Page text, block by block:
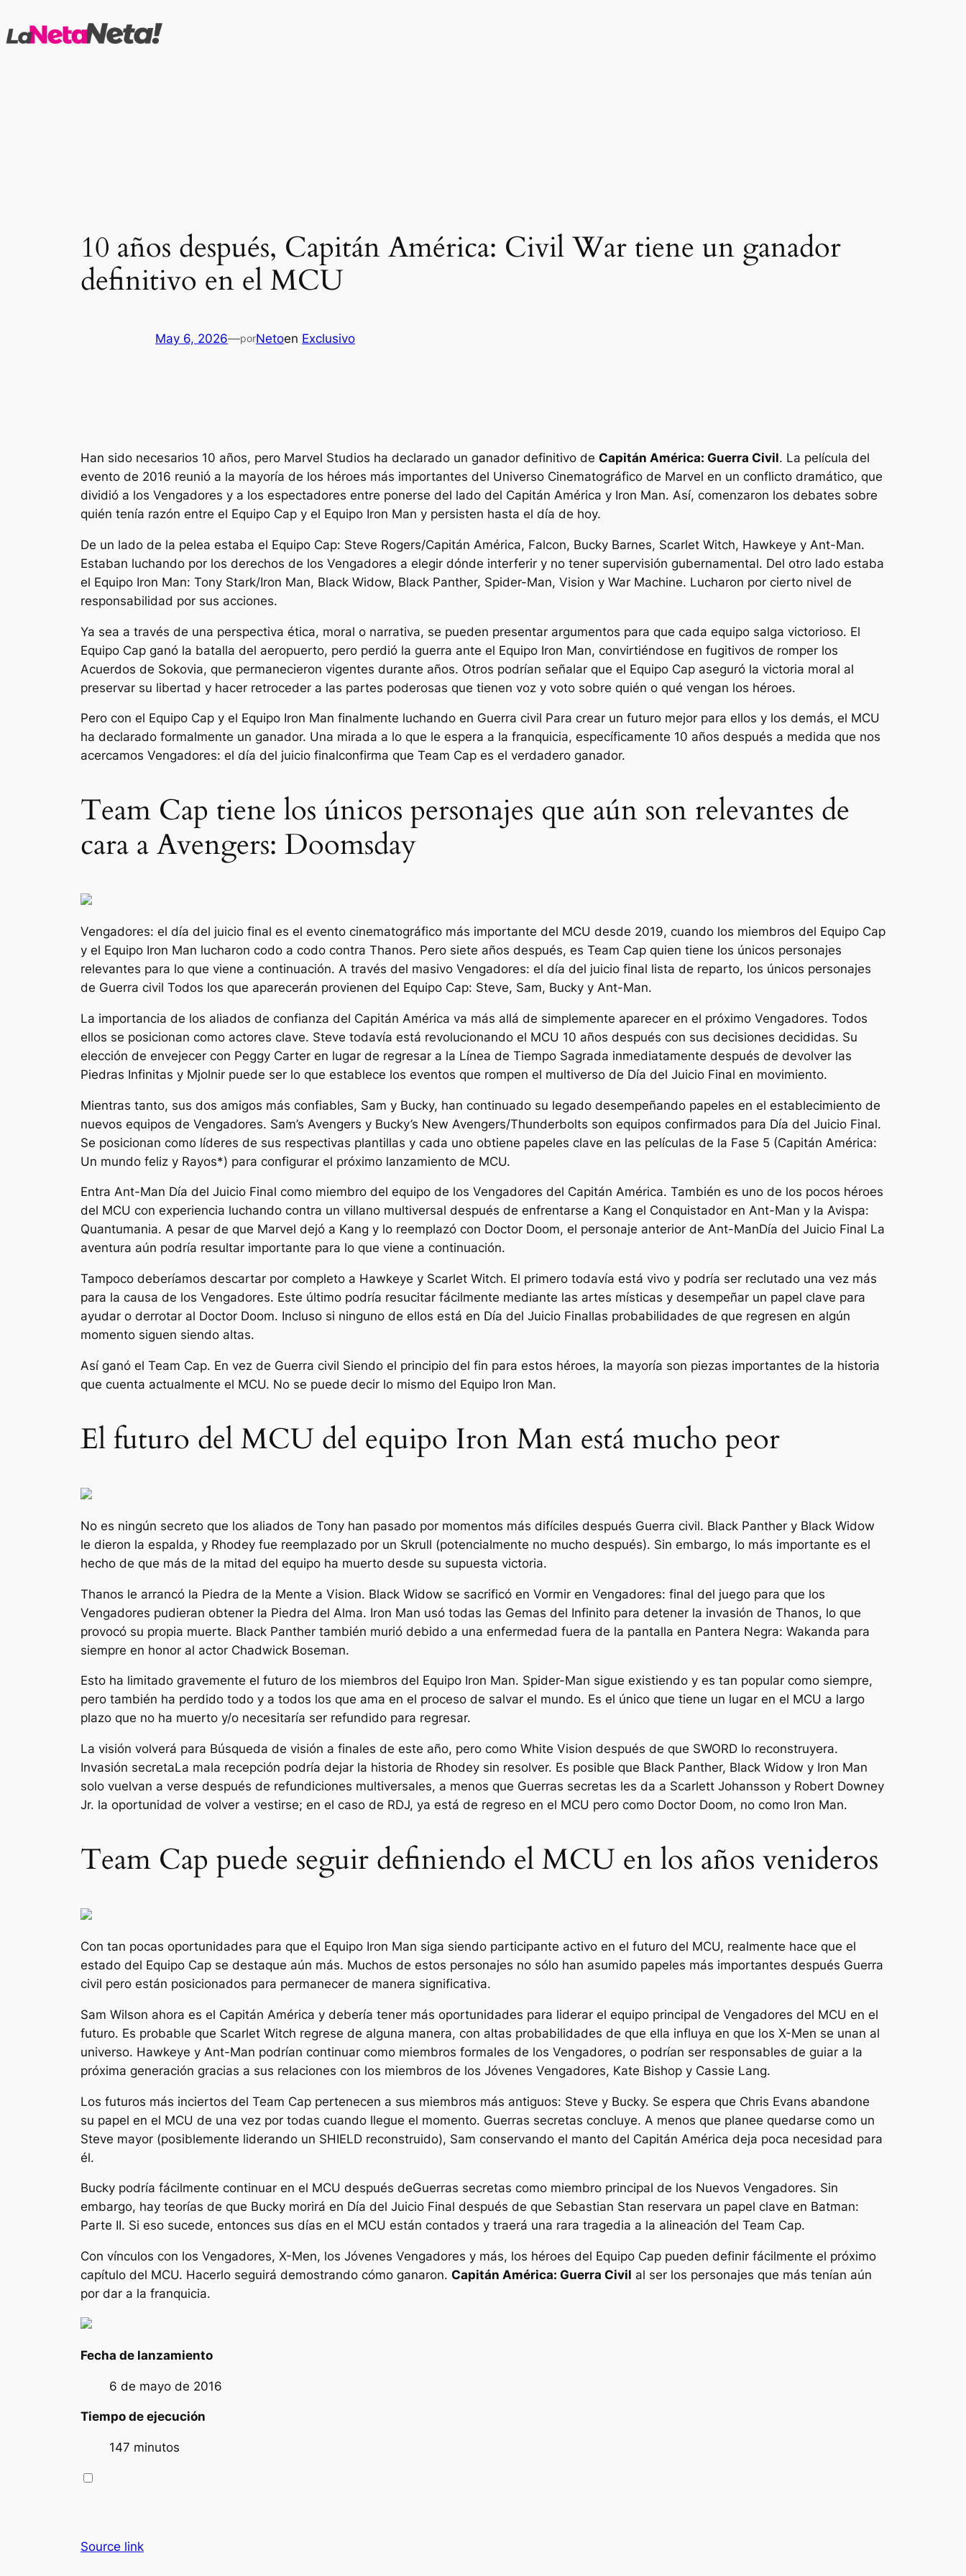
al
10 años después, Capitán América: Civil War tiene un ganador
definitivo en el MCU
May 6, 2026—porNetoen Exclusivo
Han sido necesarios 10 años, pero Marvel Studios ha declarado un ganador definitivo de Capitán América: Guerra Civil. La película del
evento de 2016 reunió a la mayoría de los héroes más importantes del Universo Cinematográfico de Marvel en un conflicto dramático, que
dividió a los Vengadores y a los espectadores entre ponerse del lado del Capitán América y Iron Man. Así, comenzaron los debates sobre
quién tenía razón entre el Equipo Cap y el Equipo Iron Man y persisten hasta el día de hoy.
De un lado de la pelea estaba el Equipo Cap: Steve Rogers/Capitán América, Falcon, Bucky Barnes, Scarlet Witch, Hawkeye y Ant-Man.
Estaban luchando por los derechos de los Vengadores a elegir dónde interferir y no tener supervisión gubernamental. Del otro lado estaba
el Equipo Iron Man: Tony Stark/Iron Man, Black Widow, Black Panther, Spider-Man, Vision y War Machine. Lucharon por cierto nivel de
responsabilidad por sus acciones.
Ya sea a través de una perspectiva ética, moral o narrativa, se pueden presentar argumentos para que cada equipo salga victorioso. El
Equipo Cap ganó la batalla del aeropuerto, pero perdió la guerra ante el Equipo Iron Man, convirtiéndose en fugitivos de romper los
Acuerdos de Sokovia, que permanecieron vigentes durante años. Otros podrían señalar que el Equipo Cap aseguró la victoria moral al
preservar su libertad y hacer retroceder a las partes poderosas que tienen voz y voto sobre quién o qué vengan los héroes.
Pero con el Equipo Cap y el Equipo Iron Man finalmente luchando en Guerra civil Para crear un futuro mejor para ellos y los demás, el MCU
ha declarado formalmente un ganador. Una mirada a lo que le espera a la franquicia, específicamente 10 años después a medida que nos
acercamos Vengadores: el día del juicio finalconfirma que Team Cap es el verdadero ganador.
Team Cap tiene los únicos personajes que aún son relevantes de
cara a Avengers: Doomsday
Vengadores: el día del juicio final es el evento cinematográfico más importante del MCU desde 2019, cuando los miembros del Equipo Cap
y el Equipo Iron Man lucharon codo a codo contra Thanos. Pero siete años después, es Team Cap quien tiene los únicos personajes
relevantes para lo que viene a continuación. A través del masivo Vengadores: el día del juicio final lista de reparto, los únicos personajes
de Guerra civil Todos los que aparecerán provienen del Equipo Cap: Steve, Sam, Bucky y Ant-Man.
La importancia de los aliados de confianza del Capitán América va más allá de simplemente aparecer en el próximo Vengadores​​​​​. Todos
ellos se posicionan como actores clave. Steve todavía está revolucionando el MCU 10 años después con sus decisiones decididas. Su
elección de envejecer con Peggy Carter en lugar de regresar a la Línea de Tiempo Sagrada inmediatamente después de devolver las
Piedras Infinitas y Mjolnir puede ser lo que establece los eventos que rompen el multiverso de Día del Juicio Final en movimiento.
Mientras tanto, sus dos amigos más confiables, Sam y Bucky, han continuado su legado desempeñando papeles en el establecimiento de
nuevos equipos de Vengadores. Sam’s Avengers y Bucky’s New Avengers/Thunderbolts son equipos confirmados para Día del Juicio Final.
Se posicionan como líderes de sus respectivas plantillas y cada uno obtiene papeles clave en las películas de la Fase 5 (Capitán América:
Un mundo feliz y Rayos*) para configurar el próximo lanzamiento de MCU.
Entra Ant-Man Día del Juicio Final como miembro del equipo de los Vengadores del Capitán América. También es uno de los pocos héroes
del MCU con experiencia luchando contra un villano multiversal después de enfrentarse a Kang el Conquistador en Ant-Man y la Avispa:
Quantumania. A pesar de que Marvel dejó a Kang y lo reemplazó con Doctor Doom, el personaje anterior de Ant-ManDía del Juicio Final La
aventura aún podría resultar importante para lo que viene a continuación.
Tampoco deberíamos descartar por completo a Hawkeye y Scarlet Witch. El primero todavía está vivo y podría ser reclutado una vez más
para la causa de los Vengadores. Este último podría resucitar fácilmente mediante las artes místicas y desempeñar un papel clave para
ayudar o derrotar al Doctor Doom. Incluso si ninguno de ellos está en Día del Juicio Finallas probabilidades de que regresen en algún
momento siguen siendo altas.
Así ganó el Team Cap. En vez de Guerra civil Siendo el principio del fin para estos héroes, la mayoría son piezas importantes de la historia
que cuenta actualmente el MCU. No se puede decir lo mismo del Equipo Iron Man.
El futuro del MCU del equipo Iron Man está mucho peor
No es ningún secreto que los aliados de Tony han pasado por momentos más difíciles después Guerra civil. Black Panther y Black Widow
le dieron la espalda, y Rhodey fue reemplazado por un Skrull (potencialmente no mucho después). Sin embargo, lo más importante es el
hecho de que más de la mitad del equipo ha muerto desde su supuesta victoria.
Thanos le arrancó la Piedra de la Mente a Vision. Black Widow se sacrificó en Vormir en Vengadores: final del juego para que los
Vengadores pudieran obtener la Piedra del Alma. Iron Man usó todas las Gemas del Infinito para detener la invasión de Thanos, lo que
provocó su propia muerte. Black Panther también murió debido a una enfermedad fuera de la pantalla en Pantera Negra: Wakanda para
siempre en honor al actor Chadwick Boseman.
Esto ha limitado gravemente el futuro de los miembros del Equipo Iron Man. Spider-Man sigue existiendo y es tan popular como siempre,
pero también ha perdido todo y a todos los que ama en el proceso de salvar el mundo. Es el único que tiene un lugar en el MCU a largo
plazo que no ha muerto y/o necesitaría ser refundido para regresar.
La visión volverá para Búsqueda de visión a finales de este año, pero como White Vision después de que SWORD lo reconstruyera.
Invasión secretaLa mala recepción podría dejar la historia de Rhodey sin resolver. Es posible que Black Panther, Black Widow y Iron Man
solo vuelvan a verse después de refundiciones multiversales, a menos que Guerras secretas les da a Scarlett Johansson y Robert Downey
Jr. la oportunidad de volver a vestirse; en el caso de RDJ, ya está de regreso en el MCU pero como Doctor Doom, no como Iron Man.
Team Cap puede seguir definiendo el MCU en los años venideros
Con tan pocas oportunidades para que el Equipo Iron Man siga siendo participante activo en el futuro del MCU, realmente hace que el
estado del Equipo Cap se destaque aún más. Muchos de estos personajes no sólo han asumido papeles más importantes después Guerra
civil pero están posicionados para permanecer de manera significativa.
Sam Wilson ahora es el Capitán América y debería tener más oportunidades para liderar el equipo principal de Vengadores del MCU en el
futuro. Es probable que Scarlet Witch regrese de alguna manera, con altas probabilidades de que ella influya en que los X-Men se unan al
universo. Hawkeye y Ant-Man podrían continuar como miembros formales de los Vengadores, o podrían ser responsables de guiar a la
próxima generación gracias a sus relaciones con los miembros de los Jóvenes Vengadores, Kate Bishop y Cassie Lang.
Los futuros más inciertos del Team Cap pertenecen a sus miembros más antiguos: Steve y Bucky. Se espera que Chris Evans abandone
su papel en el MCU de una vez por todas cuando llegue el momento. Guerras secretas concluye. A menos que planee quedarse como un
Steve mayor (posiblemente liderando un SHIELD reconstruido), Sam conservando el manto del Capitán América deja poca necesidad para
él.
Bucky podría fácilmente continuar en el MCU después deGuerras secretas como miembro principal de los Nuevos Vengadores. Sin
embargo, hay teorías de que Bucky morirá en Día del Juicio Final después de que Sebastian Stan reservara un papel clave en Batman:
Parte II. Si eso sucede, entonces sus días en el MCU están contados y traerá una rara tragedia a la alineación del Team Cap.
Con vínculos con los Vengadores, X-Men, los Jóvenes Vengadores y más, los héroes del Equipo Cap pueden definir fácilmente el próximo
capítulo del MCU. Hacerlo seguirá demostrando cómo ganaron. Capitán América: Guerra Civil al ser los personajes que más tenían aún
por dar a la franquicia.
Fecha de lanzamiento
6 de mayo de 2016
Tiempo de ejecución
147 minutos
Source link